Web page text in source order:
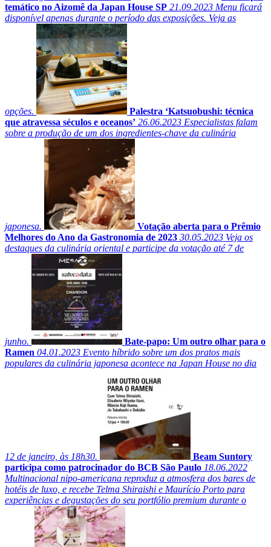
temático no Aizomê da Japan House SP 21.09.2023 Menu ficará
disponível apenas durante o período das exposições. Veja as
opções.
Palestra ‘Katsuobushi: técnica
que atravessa séculos e oceanos’ 26.06.2023 Especialistas falam
sobre a produção de um dos ingredientes-chave da culinária
japonesa.
Votação aberta para o Prêmio
Melhores do Ano da Gastronomia de 2023 30.05.2023 Veja os
destaques da culinária oriental e participe da votação até 7 de
junho.
Bate-papo: Um outro olhar para o
Ramen 04.01.2023 Evento híbrido sobre um dos pratos mais
populares da culinária japonesa acontece na Japan House no dia
12 de janeiro, às 18h30.
Beam Suntory
participa como patrocinador do BCB São Paulo 18.06.2022
Multinacional nipo-americana reproduz a atmosfera dos bares de
hotéis de luxo, e recebe Telma Shiraishi e Maurício Porto para
experiências e degustações do seu portfólio premium durante o